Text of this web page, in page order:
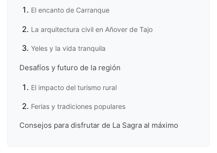
El encanto de Carranque
La arquitectura civil en Añover de Tajo
Yeles y la vida tranquila
Desafíos y futuro de la región
El impacto del turismo rural
Ferias y tradiciones populares
Consejos para disfrutar de La Sagra al máximo